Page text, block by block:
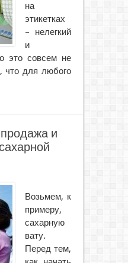
на
этикетках
– нелегкий
и
это совсем не
что для любого
и
Возьмем, к
примеру,
сахарную
вату.
Перед тем,